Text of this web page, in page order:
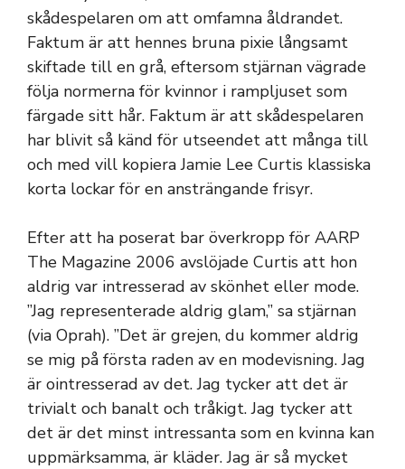
skådespelaren om att omfamna åldrandet.
Faktum är att hennes bruna pixie långsamt
skiftade till en grå, eftersom stjärnan vägrade
följa normerna för kvinnor i rampljuset som
färgade sitt hår. Faktum är att skådespelaren
har blivit så känd för utseendet att många till
och med vill kopiera Jamie Lee Curtis klassiska
korta lockar för en ansträngande frisyr.
Efter att ha poserat bar överkropp för AARP
The Magazine 2006 avslöjade Curtis att hon
aldrig var intresserad av skönhet eller mode.
”Jag representerade aldrig glam,” sa stjärnan
(via Oprah). ”Det är grejen, du kommer aldrig
se mig på första raden av en modevisning. Jag
är ointresserad av det. Jag tycker att det är
trivialt och banalt och tråkigt. Jag tycker att
det är det minst intressanta som en kvinna kan
uppmärksamma, är kläder. Jag är så mycket